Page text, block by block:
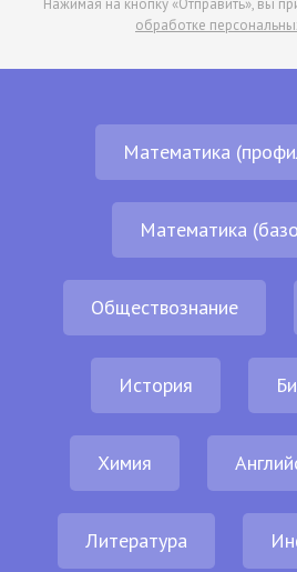
обработке
Математика
Математика
Обществознание
История
Химия
Литература